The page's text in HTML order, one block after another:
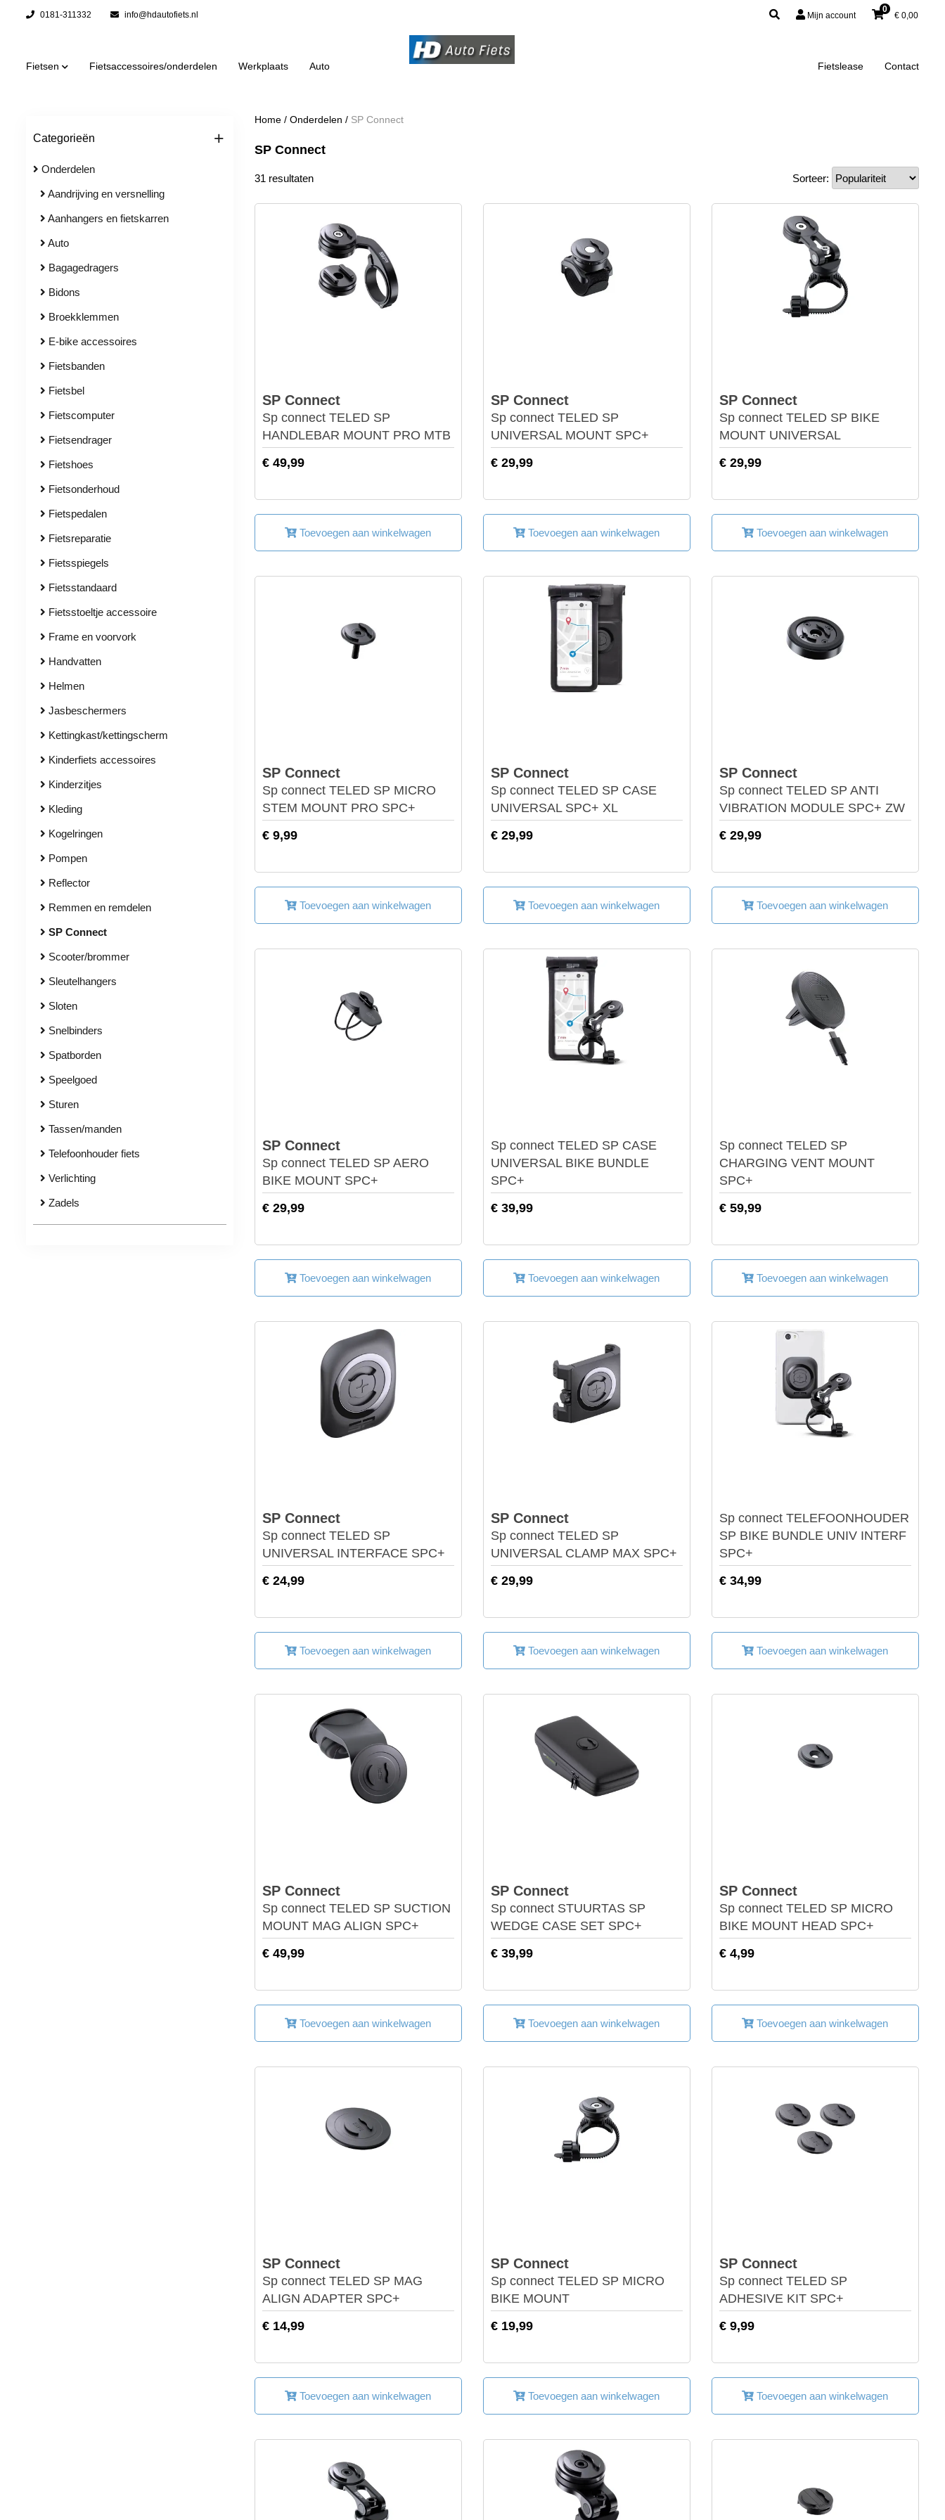
0181-311332 info@hdautofiets.nl Mijn account
0
€ 0,00
Fietsen Fietsaccessoires/onderdelen Werkplaats Auto Fietslease Contact
Categorieën +
Onderdelen
Aandrijving en versnelling
Aanhangers en fietskarren
Auto
Bagagedragers
Bidons
Broekklemmen
E-bike accessoires
Fietsbanden
Fietsbel
Fietscomputer
Fietsendrager
Fietshoes
Fietsonderhoud
Fietspedalen
Fietsreparatie
Fietsspiegels
Fietsstandaard
Fietsstoeltje accessoire
Frame en voorvork
Handvatten
Helmen
Jasbeschermers
Kettingkast/kettingscherm
Kinderfiets accessoires
Kinderzitjes
Kleding
Kogelringen
Pompen
Reflector
Remmen en remdelen
SP Connect
Scooter/brommer
Sleutelhangers
Sloten
Snelbinders
Spatborden
Speelgoed
Sturen
Tassen/manden
Telefoonhouder fiets
Verlichting
Zadels
Home / Onderdelen / SP Connect
SP Connect
31 resultaten Sorteer:
SP Connect
Sp connect TELED SP
HANDLEBAR MOUNT PRO MTB
€ 49,99
Toevoegen aan winkelwagen
SP Connect
Sp connect TELED SP
UNIVERSAL MOUNT SPC+
€ 29,99
Toevoegen aan winkelwagen
SP Connect
Sp connect TELED SP BIKE
MOUNT UNIVERSAL
€ 29,99
Toevoegen aan winkelwagen
SP Connect
Sp connect TELED SP MICRO
STEM MOUNT PRO SPC+
€ 9,99
Toevoegen aan winkelwagen
SP Connect
Sp connect TELED SP CASE
UNIVERSAL SPC+ XL
€ 29,99
Toevoegen aan winkelwagen
SP Connect
Sp connect TELED SP ANTI
VIBRATION MODULE SPC+ ZW
€ 29,99
Toevoegen aan winkelwagen
SP Connect
Sp connect TELED SP AERO
BIKE MOUNT SPC+
€ 29,99
Toevoegen aan winkelwagen
Sp connect TELED SP CASE
UNIVERSAL BIKE BUNDLE
SPC+
€ 39,99
Toevoegen aan winkelwagen
Sp connect TELED SP
CHARGING VENT MOUNT
SPC+
€ 59,99
Toevoegen aan winkelwagen
SP Connect
Sp connect TELED SP
UNIVERSAL INTERFACE SPC+
€ 24,99
Toevoegen aan winkelwagen
SP Connect
Sp connect TELED SP
UNIVERSAL CLAMP MAX SPC+
€ 29,99
Toevoegen aan winkelwagen
Sp connect TELEFOONHOUDER
SP BIKE BUNDLE UNIV INTERF
SPC+
€ 34,99
Toevoegen aan winkelwagen
SP Connect
Sp connect TELED SP SUCTION
MOUNT MAG ALIGN SPC+
€ 49,99
Toevoegen aan winkelwagen
SP Connect
Sp connect STUURTAS SP
WEDGE CASE SET SPC+
€ 39,99
Toevoegen aan winkelwagen
SP Connect
Sp connect TELED SP MICRO
BIKE MOUNT HEAD SPC+
€ 4,99
Toevoegen aan winkelwagen
SP Connect
Sp connect TELED SP MAG
ALIGN ADAPTER SPC+
€ 14,99
Toevoegen aan winkelwagen
SP Connect
Sp connect TELED SP MICRO
BIKE MOUNT
€ 19,99
Toevoegen aan winkelwagen
SP Connect
Sp connect TELED SP
ADHESIVE KIT SPC+
€ 9,99
Toevoegen aan winkelwagen